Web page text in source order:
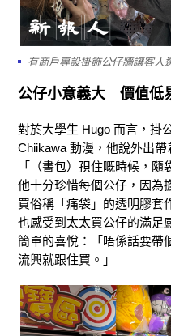
有商戶專設掛飾公仔牆讓客人
公仔小意義大 價值低
對於大學生 Hugo 而言，掛
Chiikawa 動漫，他說外出帶
「（書包）孭住嘅時候，隨
他十分珍惜每個公仔，因為
買俗稱「痛袋」的透明膠套
也感受到太太買公仔的滿足
簡單的喜悅：「唔係話要帶
流興就跟住買。」